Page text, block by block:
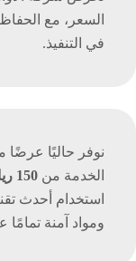
السعر، مع
في التنفيذ.
نوفر حاليًا
الخدمة من 150 ريال فقط
استخدام أحدث
ومواد آمنة